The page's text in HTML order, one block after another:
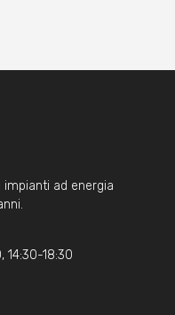
impianti ad energia
14:30-18:30